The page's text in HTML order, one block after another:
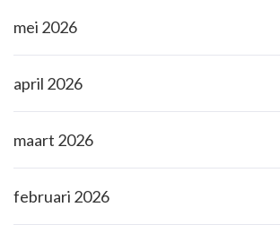
mei 2026
april 2026
maart 2026
februari 2026